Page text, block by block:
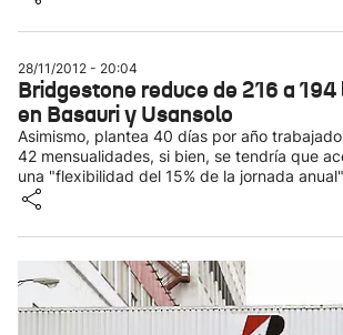
28/11/2012 - 20:04
Bridgestone reduce de 216 a
en Basauri y Usansolo
Asimismo, plantea 40 días por año
42 mensualidades, si bien, se tendría que
una "flexibilidad del 15% de la jornada